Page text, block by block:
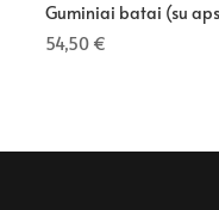
Guminiai batai (su
54,50 €